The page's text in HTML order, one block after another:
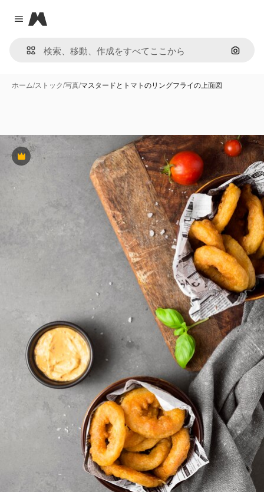
Close menu
Magnific
画像で
ホーム/ストック/写真/マスタードとトマトのリングフライの上面図
Premium